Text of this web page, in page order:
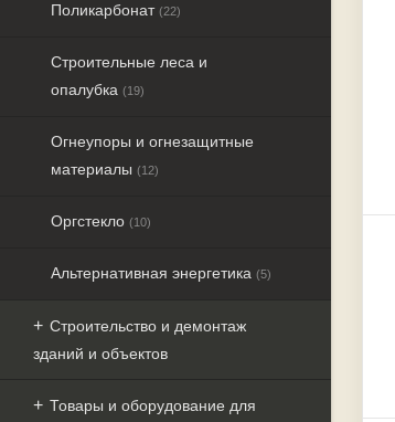
Поликарбонат (22)
Строительные леса и
опалубка (19)
Огнеупоры и огнезащитные
материалы (12)
Оргстекло (10)
Альтернативная энергетика (5)
Строительство и демонтаж
зданий и объектов
Товары и оборудование для